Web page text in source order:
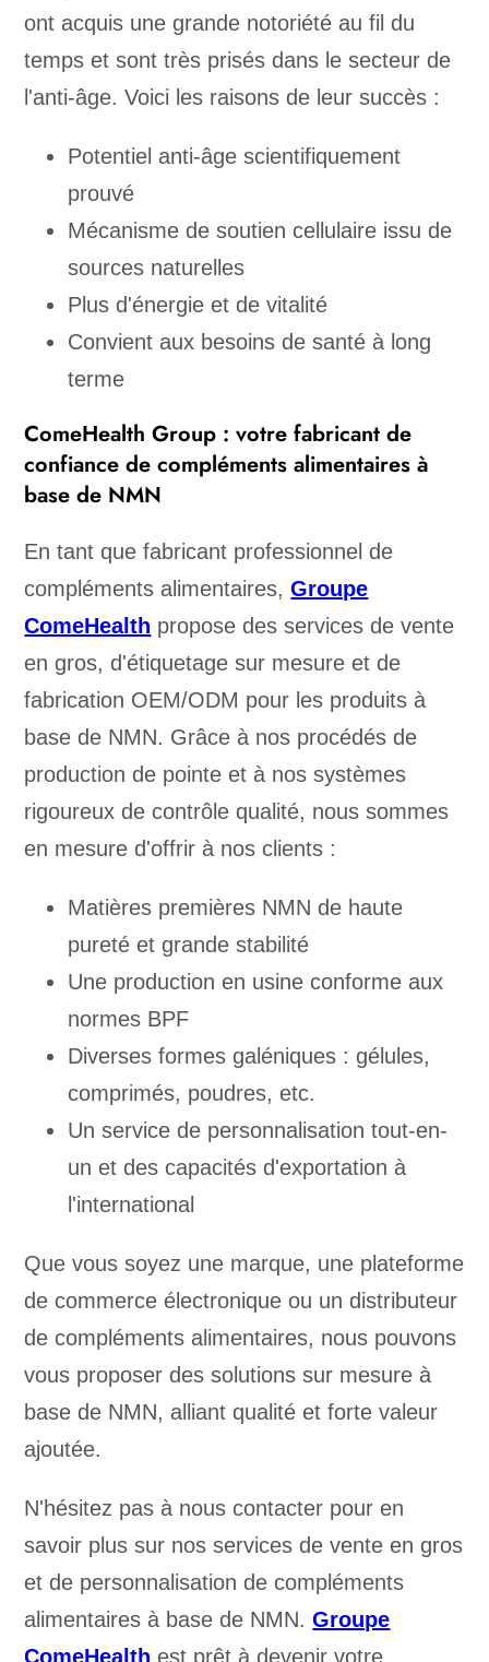
ont acquis une grande notoriété au fil du
temps et sont très prisés dans le secteur de
l'anti-âge. Voici les raisons de leur succès :
Potentiel anti-âge scientifiquement
prouvé
Mécanisme de soutien cellulaire issu de
sources naturelles
Plus d'énergie et de vitalité
Convient aux besoins de santé à long
terme
ComeHealth Group : votre fabricant de
confiance de compléments alimentaires à
base de NMN
En tant que fabricant professionnel de
compléments alimentaires,Groupe
ComeHealth propose des services de vente
en gros, d'étiquetage sur mesure et de
fabrication OEM/ODM pour les produits à
base de NMN. Grâce à nos procédés de
production de pointe et à nos systèmes
rigoureux de contrôle qualité, nous sommes
en mesure d'offrir à nos clients :
Matières premières NMN de haute
pureté et grande stabilité
Une production en usine conforme aux
normes BPF
Diverses formes galéniques : gélules,
comprimés, poudres, etc.
Un service de personnalisation tout-en-
un et des capacités d'exportation à
l'international
Que vous soyez une marque, une plateforme
de commerce électronique ou un distributeur
de compléments alimentaires, nous pouvons
vous proposer des solutions sur mesure à
base de NMN, alliant qualité et forte valeur
ajoutée.
N'hésitez pas à nous contacter pour en
savoir plus sur nos services de vente en gros
et de personnalisation de compléments
alimentaires à base de NMN.Groupe
ComeHealth est prêt à devenir votre